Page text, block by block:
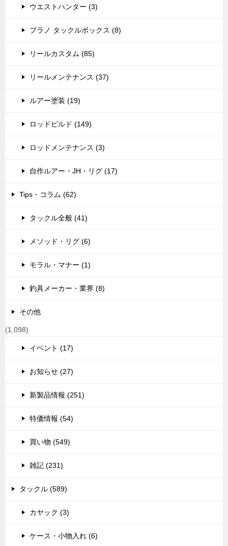
ウエストハンター (3)
プラノ タックルボックス (8)
リールカスタム (85)
リールメンテナンス (37)
ルアー塗装 (19)
ロッドビルド (149)
ロッドメンテナンス (3)
自作ルアー・JH・リグ (17)
Tips・コラム (62)
タックル全般 (41)
メソッド・リグ (6)
モラル・マナー (1)
釣具メーカー・業界 (8)
その他
(1,098)
イベント (17)
お知らせ (27)
新製品情報 (251)
特価情報 (54)
買い物 (549)
雑記 (231)
タックル (589)
カヤック (3)
ケース・小物入れ (6)